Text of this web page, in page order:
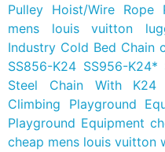
Pulley Hoist/Wire Rope
mens louis vuitton
Industry Cold Bed Chain
SS856-K24 SS956-K24*
Steel Chain With K24
Climbing Playground
Playground Equipment
cheap mens louis vuitton